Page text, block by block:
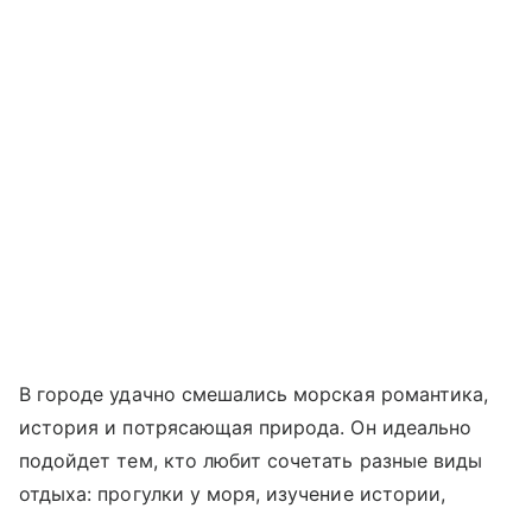
В городе удачно смешались морская романтика,
история и потрясающая природа. Он идеально
подойдет тем, кто любит сочетать разные виды
отдыха: прогулки у моря, изучение истории,